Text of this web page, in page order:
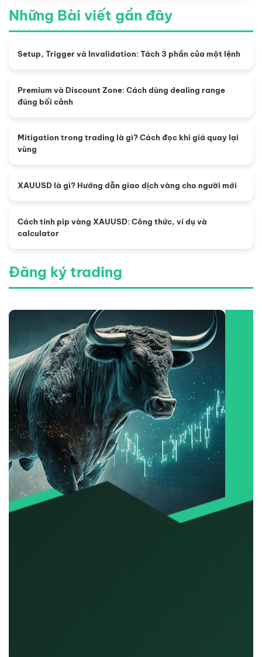
Những Bài viết gần đây
Setup, Trigger và Invalidation: Tách 3 phần của một lệnh
Premium và Discount Zone: Cách dùng dealing range
đúng bối cảnh
Mitigation trong trading là gì? Cách đọc khi giá quay lại
vùng
XAUUSD là gì? Hướng dẫn giao dịch vàng cho người mới
Cách tính pip vàng XAUUSD: Công thức, ví dụ và
calculator
Đăng ký trading